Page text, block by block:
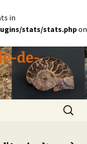
in
stats/stats.phpon
de-